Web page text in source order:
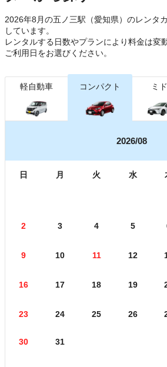
2026年8月の五ノ三駅（愛知県）のレンタ
しています。
レンタルする日数やプランにより料金は変
ご利用日をお選びください。
軽自動車 コンパクト ミ
2026/08
日 月 火 水
2 3 4 5
9 10 11 12
16 17 18 19
23 24 25 26
30 31